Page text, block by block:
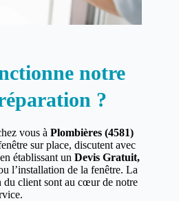
notre
?
vous àPlombières (4581)
sur place, discutent avec
établissant un Devis Gratuit,
l’installation de la fenêtre. La
du client sont au cœur de notre